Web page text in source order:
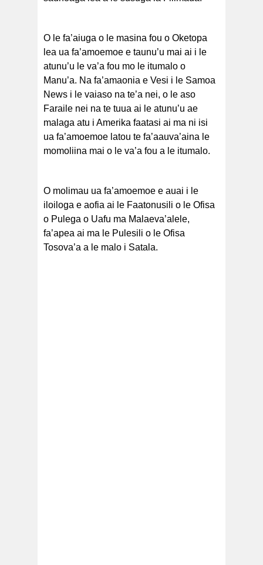
O le fa’aiuga o le masina fou o Oketopa
lea ua fa’amoemoe e taunu’u mai ai i le
atunu’u le va’a fou mo le itumalo o
Manu’a. Na fa’amaonia e Vesi i le Samoa
News i le vaiaso na te’a nei, o le aso
Faraile nei na te tuua ai le atunu’u ae
malaga atu i Amerika faatasi ai ma ni isi
ua fa’amoemoe latou te fa’aauva’aina le
momoliina mai o le va’a fou a le itumalo.
O molimau ua fa’amoemoe e auai i le
iloiloga e aofia ai le Faatonusili o le Ofisa
o Pulega o Uafu ma Malaeva’alele,
fa’apea ai ma le Pulesili o le Ofisa
Tosova’a a le malo i Satala.